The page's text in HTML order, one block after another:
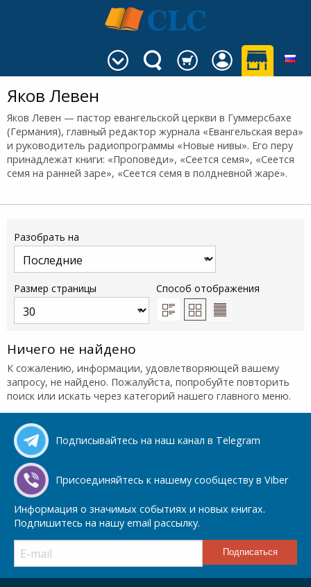
Яков Левен
Яков Левен — пастор евангельской церкви в Гуммерсбахе
(Германия), главный редактор журнала «Евангельская вера»
и руководитель радиопрограммы «Новые нивы». Его перу
принадлежат книги: «Проповеди», «Сеется семя», «Сеется
семя на ранней заре», «Сеется семя в полдневной жаре».
Разобрать на
Размер страницы Способ отображения
Ничего не найдено
К сожалению, информации, удовлетворяющей вашему
запросу, не найдено. Пожалуйста, попробуйте повторить
поиск или искать через категорий нашего главного меню.
Подписывайтесь на наш канал в Telegram
Присоединяйтесь к нашему сообществу в Viber
Информация о значимых событиях и новых книгах.
Подпишитесь на нашу email рассылку.